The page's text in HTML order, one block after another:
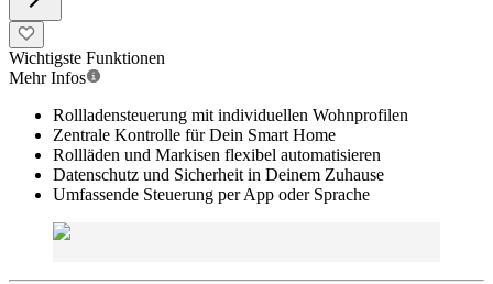
Wichtigste Funktionen
Mehr Infos
Rollladensteuerung mit individuellen Wohnprofilen
Zentrale Kontrolle für Dein Smart Home
Rollläden und Markisen flexibel automatisieren
Datenschutz und Sicherheit in Deinem Zuhause
Umfassende Steuerung per App oder Sprache